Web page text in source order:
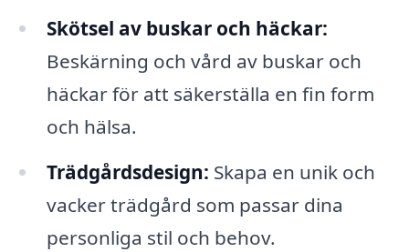
Skötsel av buskar och häckar:
Beskärning och vård av buskar och
häckar för att säkerställa en fin form
och hälsa.
Trädgårdsdesign: Skapa en unik och
vacker trädgård som passar dina
personliga stil och behov.